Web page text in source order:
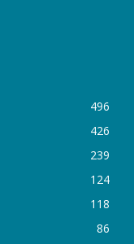
496
426
239
124
118
86